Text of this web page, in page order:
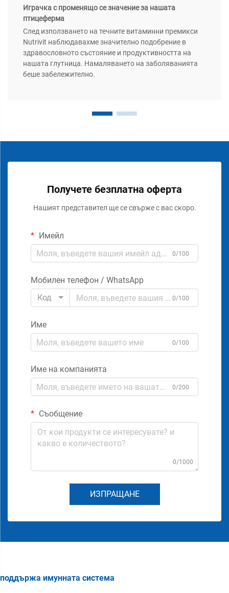
Играчка с променящо се значение за нашата
птицеферма
След използването на течните витаминни премикси
Nutrivit наблюдавахме значително подобрение в
здравословното състояние и продуктивността на
нашата глутница. Намаляването на заболяванията
беше забележително.
Получете безплатна оферта
Нашият представител ще се свърже с вас скоро.
Имейл
0/100
Мобилен телефон / WhatsApp
Код
0/100
Име
0/100
Име на компанията
0/200
Съобщение
0/1000
ИЗПРАЩАНЕ
поддържа имунната система